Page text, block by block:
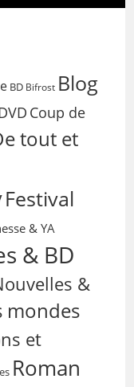
BD Bifrost Blog
Coup de
tout et
Festival
& YA
& BD
&
mondes
et
Roman